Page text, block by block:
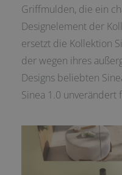
Griffmulden, die ein
Designelement der
ersetzt die Kollektion
der wegen ihres
Designs beliebten
Sinea 1.0